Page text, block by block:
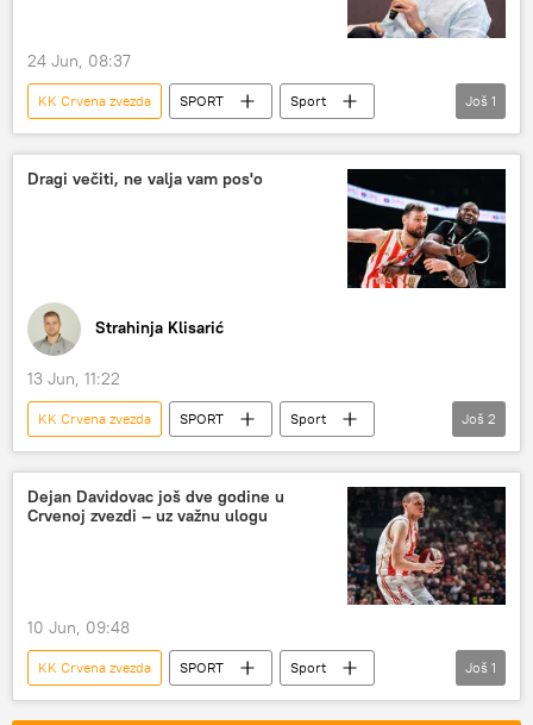
24 Jun, 08:37
KK Crvena zvezda SPORT
Sport
Košarka
Još 1
Dragi večiti, ne valja vam pos'o
Strahinja Klisarić
13 Jun, 11:22
KK Crvena zvezda SPORT
Sport
Košarka
KK Partizan
Još 2
Dejan Davidovac još dve godine u
Crvenoj zvezdi – uz važnu ulogu
10 Jun, 09:48
KK Crvena zvezda SPORT
Sport
Košarka
Još 1